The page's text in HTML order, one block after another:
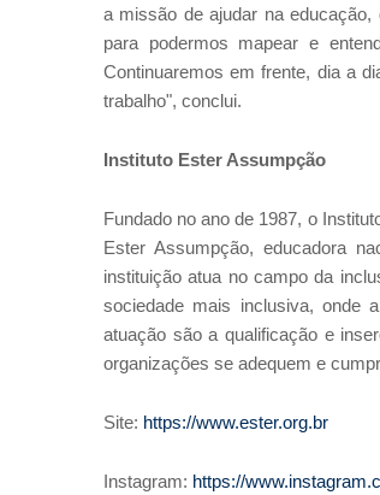
a missão de ajudar na
para podermos mapear e
Continuaremos em frente, dia a
trabalho", conclui.
Instituto Ester Assumpção
Fundado no ano de 1987, o
Ester Assumpção, educadora
instituição atua no campo da
sociedade mais inclusiva, onde
atuação são a qualificação e
organizações se adequem e
Site: https://www.ester.org.br
Instagram: https://